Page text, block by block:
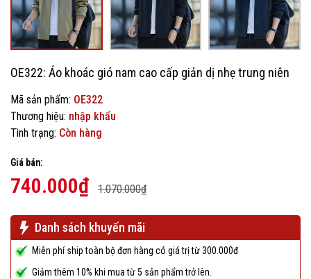
OE322: Áo khoác gió nam cao cấp giản dị nhẹ trung niên
Mã sản phẩm: OE322
Thương hiệu: nhập khẩu
Tình trạng: Còn hàng
Giá bán:
740.000₫ 1.070.000₫
Danh sách khuyến mãi
Miễn phí ship toàn bộ đơn hàng có giá trị từ 300.000đ
Giảm thêm 10% khi mua từ 5 sản phẩm trở lên.